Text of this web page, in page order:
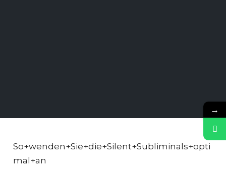
So+wenden+Sie+die+Silent+Subliminals+opti
mal+an
→